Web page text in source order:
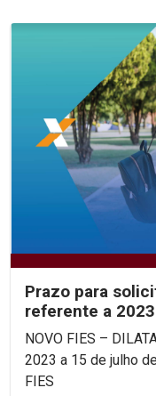
Prazo para
referente a
NOVO FIES – DILATAÇÃO 2/
2023 a 15 de julho de 2023 Baixe o
FIES